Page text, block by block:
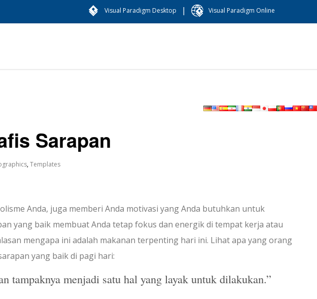
Visual Paradigm Desktop | Visual Paradigm Online
Sarapan
,Templates
Anda, juga memberi Anda motivasi yang Anda butuhkan untuk
yang baik membuat Anda tetap fokus dan energik di tempat kerja atau
mengapa ini adalah makanan terpenting hari ini. Lihat apa yang orang
yang baik di pagi hari:
tampaknya menjadi satu hal yang layak untuk dilakukan.”